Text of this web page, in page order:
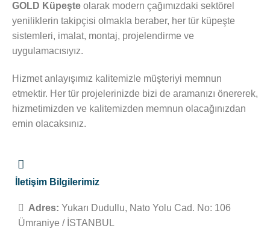
GOLD Küpeşte olarak modern çağımızdaki sektörel
yeniliklerin takipçisi olmakla beraber, her tür küpeşte
sistemleri, imalat, montaj, projelendirme ve
uygulamacısıyız.
Hizmet anlayışımız kalitemizle müşteriyi memnun
etmektir. Her tür projelerinizde bizi de aramanızı önererek,
hizmetimizden ve kalitemizden memnun olacağınızdan
emin olacaksınız.
İletişim Bilgilerimiz
Adres: Yukarı Dudullu, Nato Yolu Cad. No: 106
Ümraniye / İSTANBUL